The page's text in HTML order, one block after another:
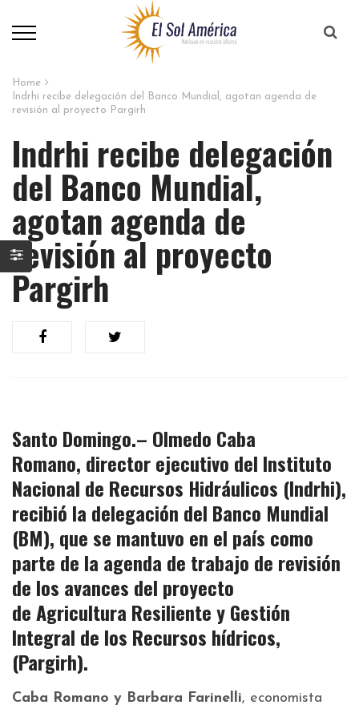
Home
Indrhi recibe delegación del Banco Mundial, agotan agenda de
revisión al proyecto Pargirh
Indrhi recibe delegación
del Banco Mundial,
agotan agenda de
revisión al proyecto
Pargirh
Santo Domingo.– Olmedo Caba
Romano, director ejecutivo del Instituto
Nacional de Recursos Hidráulicos (Indrhi),
recibió la delegación del Banco Mundial
(BM), que se mantuvo en el país como
parte de la agenda de trabajo de revisión
de los avances del proyecto
deAgricultura Resiliente y Gestión
Integral de los Recursos hídricos,
(Pargirh).
Caba Romano y Barbara Farinelli, economista